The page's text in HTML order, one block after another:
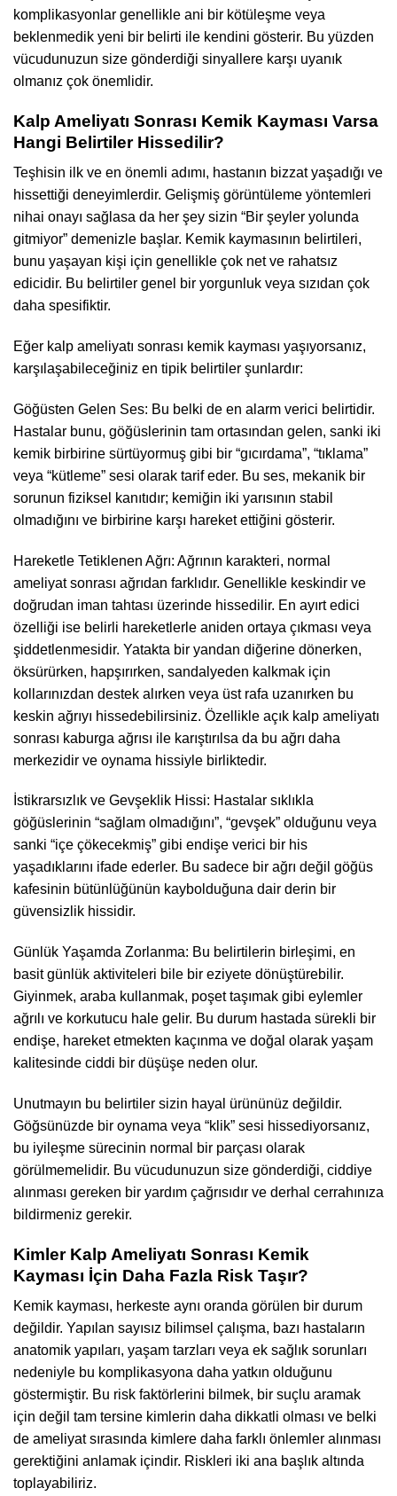
komplikasyonlar genellikle ani bir kötüleşme veya
beklenmedik yeni bir belirti ile kendini gösterir. Bu yüzden
vücudunuzun size gönderdiği sinyallere karşı uyanık
olmanız çok önemlidir.
Kalp Ameliyatı Sonrası Kemik Kayması Varsa
Hangi Belirtiler Hissedilir?
Teşhisin ilk ve en önemli adımı, hastanın bizzat yaşadığı ve
hissettiği deneyimlerdir. Gelişmiş görüntüleme yöntemleri
nihai onayı sağlasa da her şey sizin “Bir şeyler yolunda
gitmiyor” demenizle başlar. Kemik kaymasının belirtileri,
bunu yaşayan kişi için genellikle çok net ve rahatsız
edicidir. Bu belirtiler genel bir yorgunluk veya sızıdan çok
daha spesifiktir.
Eğer kalp ameliyatı sonrası kemik kayması yaşıyorsanız,
karşılaşabileceğiniz en tipik belirtiler şunlardır:
Göğüsten Gelen Ses: Bu belki de en alarm verici belirtidir.
Hastalar bunu, göğüslerinin tam ortasından gelen, sanki iki
kemik birbirine sürtüyormuş gibi bir “gıcırdama”, “tıklama”
veya “kütleme” sesi olarak tarif eder. Bu ses, mekanik bir
sorunun fiziksel kanıtıdır; kemiğin iki yarısının stabil
olmadığını ve birbirine karşı hareket ettiğini gösterir.
Hareketle Tetiklenen Ağrı: Ağrının karakteri, normal
ameliyat sonrası ağrıdan farklıdır. Genellikle keskindir ve
doğrudan iman tahtası üzerinde hissedilir. En ayırt edici
özelliği ise belirli hareketlerle aniden ortaya çıkması veya
şiddetlenmesidir. Yatakta bir yandan diğerine dönerken,
öksürürken, hapşırırken, sandalyeden kalkmak için
kollarınızdan destek alırken veya üst rafa uzanırken bu
keskin ağrıyı hissedebilirsiniz. Özellikle açık kalp ameliyatı
sonrası kaburga ağrısı ile karıştırılsa da bu ağrı daha
merkezidir ve oynama hissiyle birliktedir.
İstikrarsızlık ve Gevşeklik Hissi: Hastalar sıklıkla
göğüslerinin “sağlam olmadığını”, “gevşek” olduğunu veya
sanki “içe çökecekmiş” gibi endişe verici bir his
yaşadıklarını ifade ederler. Bu sadece bir ağrı değil göğüs
kafesinin bütünlüğünün kaybolduğuna dair derin bir
güvensizlik hissidir.
Günlük Yaşamda Zorlanma: Bu belirtilerin birleşimi, en
basit günlük aktiviteleri bile bir eziyete dönüştürebilir.
Giyinmek, araba kullanmak, poşet taşımak gibi eylemler
ağrılı ve korkutucu hale gelir. Bu durum hastada sürekli bir
endişe, hareket etmekten kaçınma ve doğal olarak yaşam
kalitesinde ciddi bir düşüşe neden olur.
Unutmayın bu belirtiler sizin hayal ürününüz değildir.
Göğsünüzde bir oynama veya “klik” sesi hissediyorsanız,
bu iyileşme sürecinin normal bir parçası olarak
görülmemelidir. Bu vücudunuzun size gönderdiği, ciddiye
alınması gereken bir yardım çağrısıdır ve derhal cerrahınıza
bildirmeniz gerekir.
Kimler Kalp Ameliyatı Sonrası Kemik
Kayması İçin Daha Fazla Risk Taşır?
Kemik kayması, herkeste aynı oranda görülen bir durum
değildir. Yapılan sayısız bilimsel çalışma, bazı hastaların
anatomik yapıları, yaşam tarzları veya ek sağlık sorunları
nedeniyle bu komplikasyona daha yatkın olduğunu
göstermiştir. Bu risk faktörlerini bilmek, bir suçlu aramak
için değil tam tersine kimlerin daha dikkatli olması ve belki
de ameliyat sırasında kimlere daha farklı önlemler alınması
gerektiğini anlamak içindir. Riskleri iki ana başlık altında
toplayabiliriz.